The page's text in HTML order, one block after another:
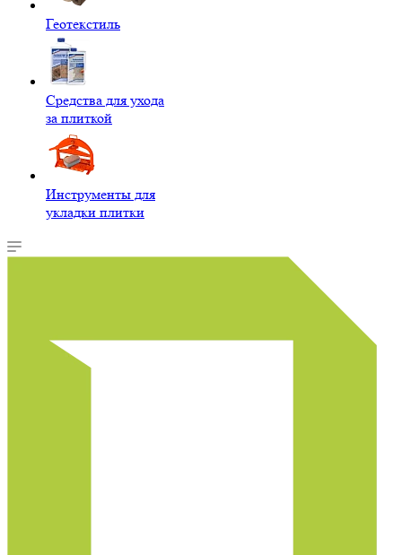
Геотекстиль
Средства для ухода
за плиткой
Инструменты для
укладки плитки